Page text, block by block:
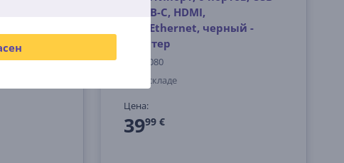
A, USB-C, HDMI,
LAN/Ethernet, черный -
Адаптер
00300080
На складе
Цена:
3999 €